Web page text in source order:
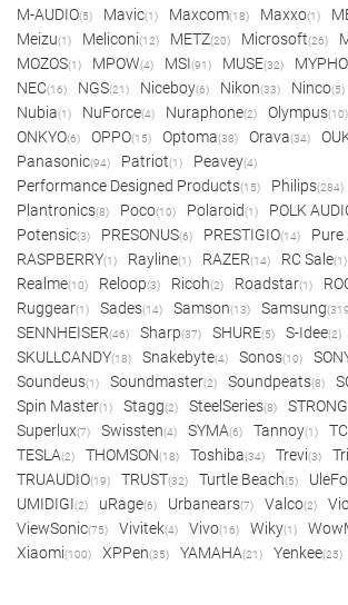
M-AUDIO(5) Mavic(1) Maxcom(18) Maxxo(1)
Meizu(1) Meliconi(12) METZ(20) Microsoft(26)
MOZOS(1) MPOW(4) MSI(91) MUSE(32)
NEC(16) NGS(21) Niceboy(6) Nikon(33) Ninco(5)
Nubia(1) NuForce(4) Nuraphone(2) Olympus(10)
ONKYO(6) OPPO(15) Optoma(38) Orava(34)
Panasonic(94) Patriot(1) Peavey(4)
Performance Designed Products(15) Philips(284)
Plantronics(8) Poco(10) Polaroid(1) POLK
Potensic(3) PRESONUS(6) PRESTIGIO(14) Pure
RASPBERRY(1) Rayline(1) RAZER(14) RC Sale(1)
Realme(10) Reloop(3) Ricoh(2) Roadstar(1)
Ruggear(1) Sades(14) Samson(13) Samsung
SENNHEISER(46) Sharp(37) SHURE(5) S-Idee(2)
SKULLCANDY(18) Snakebyte(4) Sonos(10)
Soundeus(1) Soundmaster(2) Soundpeats(8)
Spin Master(1) Stagg(2) SteelSeries(8) STRONG
Superlux(7) Swissten(4) SYMA(6) Tannoy(1)
TESLA(2) THOMSON(18) Toshiba(34) Trevi(3)
TRUAUDIO(19) TRUST(32) Turtle Beach(5)
UMIDIGI(2) uRage(6) Urbanears(7) Valco(2)
ViewSonic(75) Vivitek(4) Vivo(16) Wiky(1)
Xiaomi(100) XPPen(35) YAMAHA(21) Yenkee(25)